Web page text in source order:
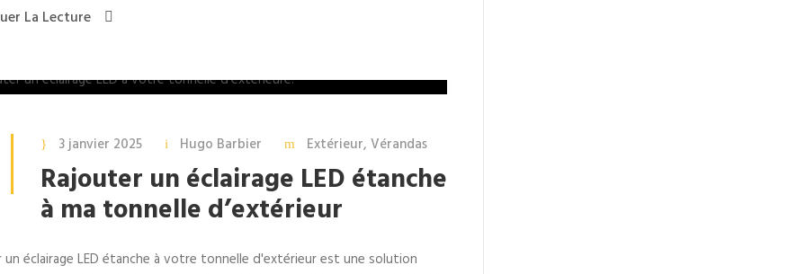
La Lecture
3 janvier 2025 Hugo Barbier Extérieur, Vérandas
Rajouter un éclairage LED étanche
à ma tonnelle d’extérieur
éclairage LED étanche à votre tonnelle d'extérieur est une solution